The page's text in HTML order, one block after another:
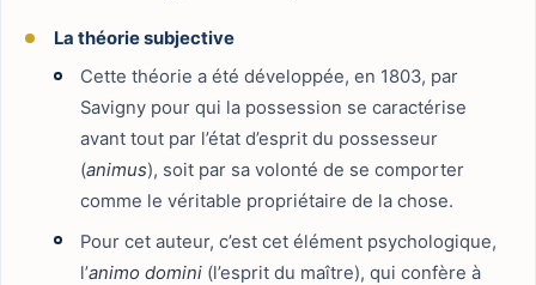
La théorie subjective
Cette théorie a été développée, en 1803, par
Savigny pour qui la possession se caractérise
avant tout par l’état d’esprit du possesseur
(animus), soit par sa volonté de se comporter
comme le véritable propriétaire de la chose.
Pour cet auteur, c’est cet élément psychologique,
l’animo domini (l’esprit du maître), qui confère à